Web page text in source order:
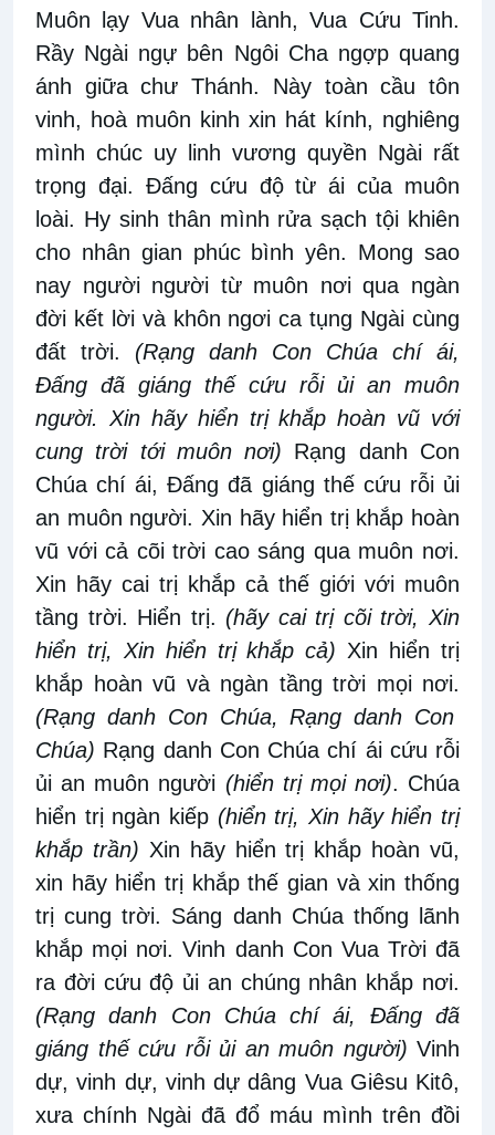
Muôn lạy Vua nhân lành, Vua Cứu Tinh.
Rầy Ngài ngự bên Ngôi Cha ngợp quang
ánh giữa chư Thánh. Này toàn cầu tôn
vinh, hoà muôn kinh xin hát kính, nghiêng
mình chúc uy linh vương quyền Ngài rất
trọng đại. Đấng cứu độ từ ái của muôn
loài. Hy sinh thân mình rửa sạch tội khiên
cho nhân gian phúc bình yên. Mong sao
nay người người từ muôn nơi qua ngàn
đời kết lời và khôn ngơi ca tụng Ngài cùng
đất trời. (Rạng danh Con Chúa chí ái,
Đấng đã giáng thế cứu rỗi ủi an muôn
người. Xin hãy hiển trị khắp hoàn vũ với
cung trời tới muôn nơi) Rạng danh Con
Chúa chí ái, Đấng đã giáng thế cứu rỗi ủi
an muôn người. Xin hãy hiển trị khắp hoàn
vũ với cả cõi trời cao sáng qua muôn nơi.
Xin hãy cai trị khắp cả thế giới với muôn
tầng trời. Hiển trị. (hãy cai trị cõi trời, Xin
hiển trị, Xin hiển trị khắp cả) Xin hiển trị
khắp hoàn vũ và ngàn tầng trời mọi nơi.
(Rạng danh Con Chúa, Rạng danh Con
Chúa) Rạng danh Con Chúa chí ái cứu rỗi
ủi an muôn người (hiển trị mọi nơi). Chúa
hiển trị ngàn kiếp (hiển trị, Xin hãy hiển trị
khắp trần) Xin hãy hiển trị khắp hoàn vũ,
xin hãy hiển trị khắp thế gian và xin thống
trị cung trời. Sáng danh Chúa thống lãnh
khắp mọi nơi. Vinh danh Con Vua Trời đã
ra đời cứu độ ủi an chúng nhân khắp nơi.
(Rạng danh Con Chúa chí ái, Đấng đã
giáng thế cứu rỗi ủi an muôn người) Vinh
dự, vinh dự, vinh dự dâng Vua Giêsu Kitô,
xưa chính Ngài đã đổ máu mình trên đồi